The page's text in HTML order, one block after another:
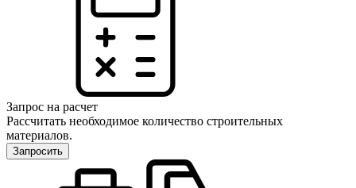
Запрос на расчет
Рассчитать необходимое количество строительных
материалов.
Запросить